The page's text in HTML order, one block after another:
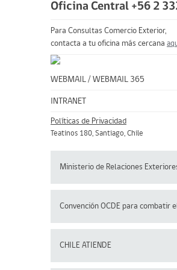
Oficina Central +56 2
Para Consultas Comercio Exterior,
contacta a tu oficina más cercana
WEBMAIL / WEBMAIL 365
INTRANET
Políticas de Privacidad
Teatinos 180, Santiago, Chile
Ministerio de Relaciones
Convención OCDE para combatir
CHILE ATIENDE